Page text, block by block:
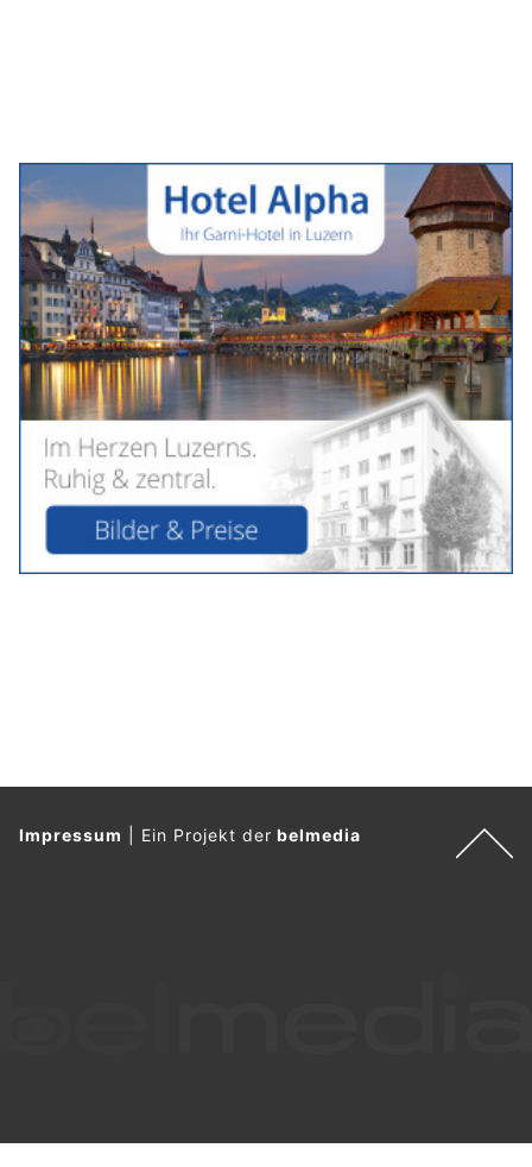
Halsketten – von ihren Opfern entwenden.
Die Täter suchen dabei bewusst die körperliche Nähe zu ihren
Zielpersonen und nutzen verschiedene Vorwände, um
unbemerkt an den Schmuck zu gelangen.
Weiterlesen
KEG GmbH: Moderne Heizsysteme mit Wärmepumpe und Solarstrom
Geben Sie Einbrechern keine Chance – mit dem Einbruch-Frühwarnsystem „FR.ED“
von Suritec
PVT-Schweiz GmbH bietet massgeschneiderte Photovoltaiklösungen für jedes Dach
Betrüger haben es besonders auf ältere Menschen abgesehen